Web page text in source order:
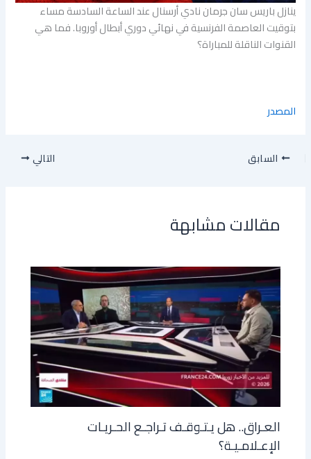
ينازل باريس سان جرمان نادي أرسنال عند الساعة السادسة مساء
بتوقيت العاصمة الفرنسية في نهائي دوري أبطال أوروبا. فما هي
القنوات الناقلة للمباراة؟
المصدر
السابق التالي
مقالات مشابهة
العـراق.. هل يـتـوقـف تـراجـع الحـريـات
الإعـلامـيـة؟